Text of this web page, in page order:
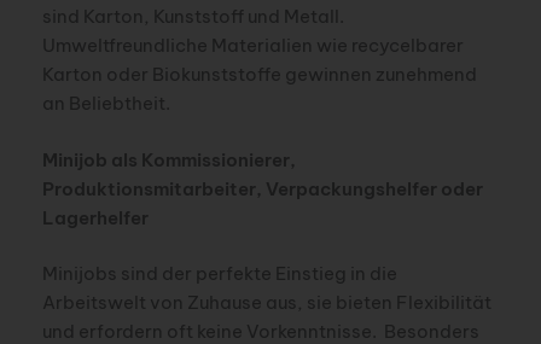
sind Karton, Kunststoff und Metall.
Umweltfreundliche Materialien wie recycelbarer
Karton oder Biokunststoffe gewinnen zunehmend
an Beliebtheit.
Minijob als Kommissionierer,
Produktionsmitarbeiter, Verpackungshelfer oder
Lagerhelfer
Minijobs sind der perfekte Einstieg in die
Arbeitswelt von Zuhause aus, sie bieten Flexibilität
und erfordern oft keine Vorkenntnisse. Besonders